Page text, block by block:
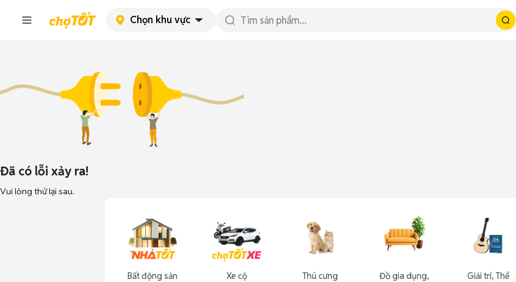
Chọn khu vực
Đã có lỗi xảy ra!
Vui lòng thử lại sau.
Bất động sản Xe cộ Thú cưng
Đồ gia dụng,
Giải trí, Thể